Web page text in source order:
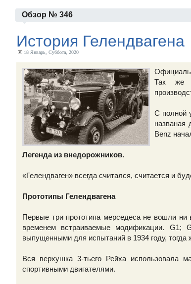
Обзор № 346
История Гелендвагена
18 Январь, Суббота, 2020
Так же
С полной
названая
Benz
Легенда из внедорожников.
«Гелендваген» всегда считался, считается и
Прототипы Гелендвагена
Первые три прототипа мерседеса не вошли
временем встраиваемые модификации.
выпущенными для испытаний в 1934 году,
Вся верхушка 3-тьего Рейха
спортивными двигателями.